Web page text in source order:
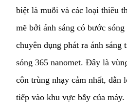
biệt là muỗi và các loại thiêu
mẽ bởi ánh sáng có bước sóng
chuyên dụng phát ra ánh
sóng 365 nanomet. Đây là
côn trùng nhạy cảm nhất, dẫn
tiếp vào khu vực bẫy của máy.